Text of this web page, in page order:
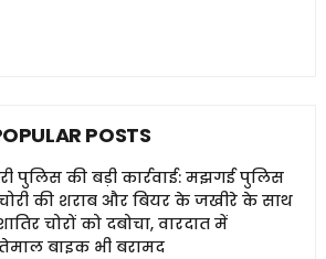
POSTS
पुलिस की बड़ी कार्रवाई: मझगई पुलिस
की शराब और बियर के जखीरे के साथ
चोरों को दबोचा, वारदात में
बाइक भी बरामद